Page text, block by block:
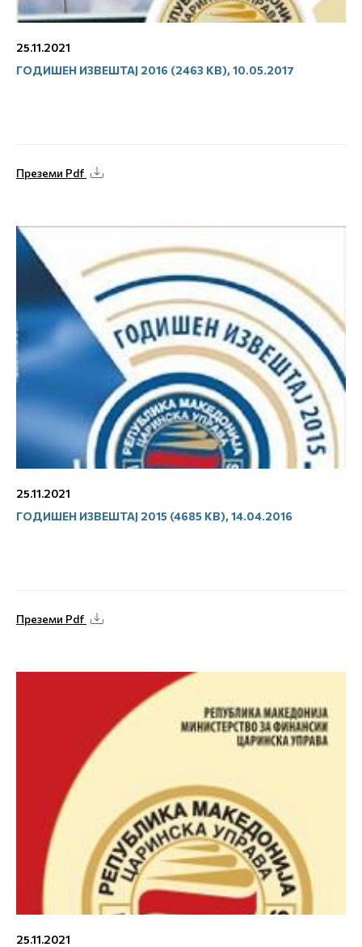
25.11.2021
ГОДИШЕН ИЗВЕШТАЈ 2016 (2463 KB), 10.05.2017
Преземи Pdf
25.11.2021
ГОДИШЕН ИЗВЕШТАЈ 2015 (4685 KB), 14.04.2016
Преземи Pdf
25.11.2021